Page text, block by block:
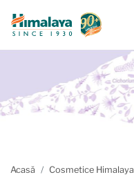
Acasă Cosmetice Himalaya